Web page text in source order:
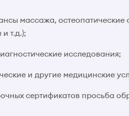
массажа, остеопатические
т.д.);
исследования;
и другие медицинские
сертификатов просьба